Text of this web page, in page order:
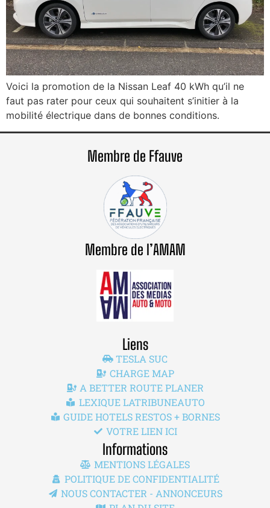
Voici la promotion de la Nissan Leaf 40 kWh qu’il ne
faut pas rater pour ceux qui souhaitent s’initier à la
mobilité électrique dans de bonnes conditions.
Membre de Ffauve
Membre de l’AMAM
Liens
TESLA SUC
CHARGE MAP
A BETTER ROUTE PLANER
LEXIQUE LATRIBUNEAUTO
GUIDE HOTELS RESTOS + BORNES
VOTRE LIEN ICI
Informations
MENTIONS LÉGALES
POLITIQUE DE CONFIDENTIALITÉ
NOUS CONTACTER - ANNONCEURS